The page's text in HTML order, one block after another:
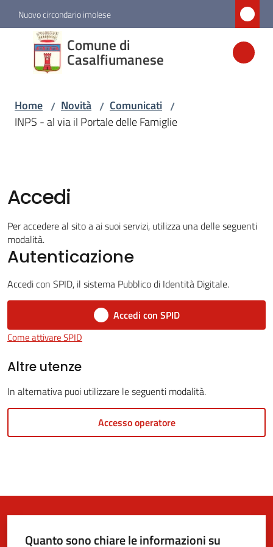
Vai al contenuto
Vai alla navigazione
Vai al footer
Nuovo circondario imolese
Comune di
Casalfiumanese
Comune di
Casalfiumanese
Amministrazione
Servizi
Vivere
Casalfiumanese
5x1000
Servizi
line
Tutti
Home / Novità / Comunicati /
INPS - al via il Portale delle Famiglie
Accedi
Per accedere al sito a ai suoi servizi, utilizza una delle seguenti
modalità.
Autenticazione
Accedi con SPID, il sistema Pubblico di Identità Digitale.
Accedi con SPID
Come attivare SPID
Altre utenze
In alternativa puoi utilizzare le seguenti modalità.
Accesso operatore
Quanto sono chiare le informazioni su